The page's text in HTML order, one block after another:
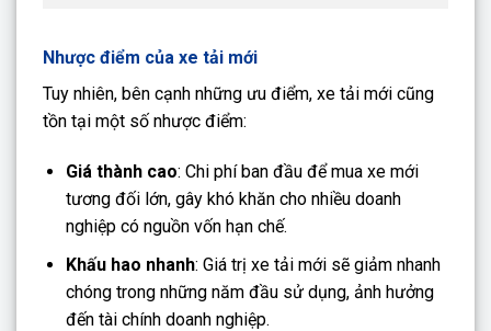
Nhược điểm của xe tải mới
Tuy nhiên, bên cạnh những ưu điểm, xe tải mới cũng
tồn tại một số nhược điểm:
Giá thành cao: Chi phí ban đầu để mua xe mới
tương đối lớn, gây khó khăn cho nhiều doanh
nghiệp có nguồn vốn hạn chế.
Khấu hao nhanh: Giá trị xe tải mới sẽ giảm nhanh
chóng trong những năm đầu sử dụng, ảnh hưởng
đến tài chính doanh nghiệp.